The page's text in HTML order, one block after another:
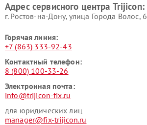
Адрес сервисного центра Trijicon:
г. Ростов-на-Дону, улица Города Волос, 6
Горячая линия:
+7 (863) 333-92-43
Контактный телефон:
8 (800) 100-33-26
Электронная почта:
info@trijicon-fix.ru
для юридических лиц
manager@fix-trijicon.ru